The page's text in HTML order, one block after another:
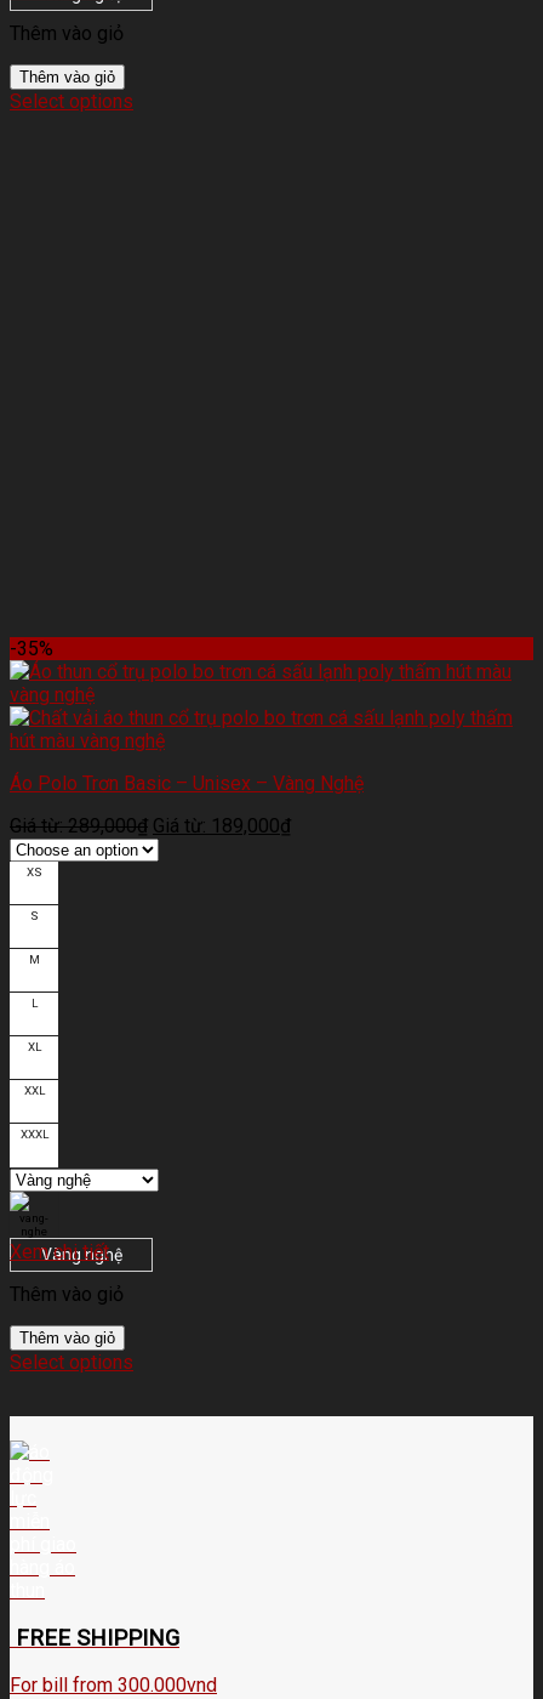
Thêm vào giỏ
Thêm vào giỏ
Select options
-35%
Áo Polo Trơn Basic – Unisex – Vàng Nghệ
Giá từ:289,000₫ Giá từ: 189,000₫
XS
S
M
L
XL
XXL
XXXL
Vàng nghệ
Xem chi tiết
Thêm vào giỏ
Thêm vào giỏ
Select options
FREE SHIPPING
For bill from 300.000vnd